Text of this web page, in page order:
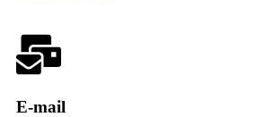
E-mail